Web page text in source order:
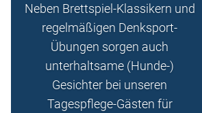
Neben Brettspiel-Klassikern und
regelmäßigen Denksport-
Übungen sorgen auch
unterhaltsame (Hunde-)
Gesichter bei unseren
Tagespflege-Gästen für